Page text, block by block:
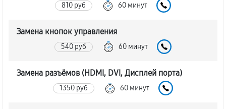
810 руб 60 минут
Замена кнопок управления
540 руб 60 минут
Замена разъёмов (HDMI, DVI, Дисплей порта)
1350 руб 60 минут